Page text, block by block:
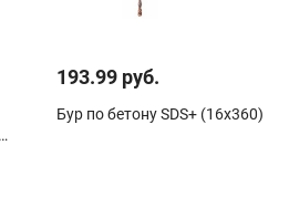
193.99 руб.
Бур по бетону SDS+ (16х360)